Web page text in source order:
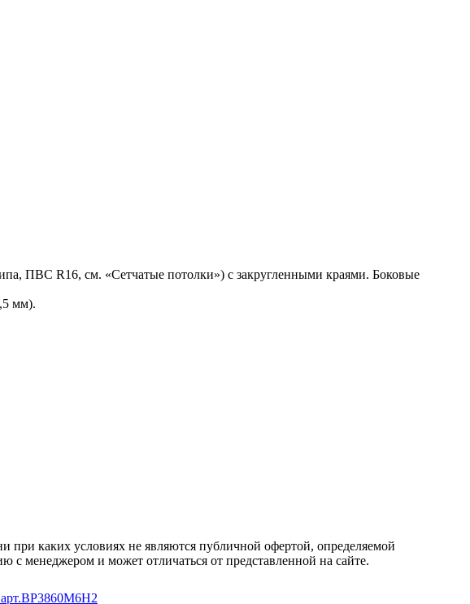
ПВС R16, см. «Сетчатые потолки») с закругленными краями. Боковые
мм).
каких условиях не являются публичной офертой, определяемой
с менеджером и может отличаться от представленной на сайте.